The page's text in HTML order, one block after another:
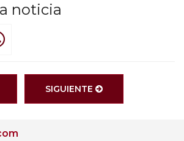
noticia
SIGUIENTE